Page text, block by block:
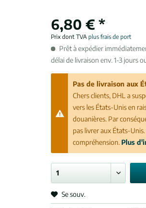
6,80 € *
Prix dont TVAplus frais de port
Prêt à expédier
délai de livraison env. 1-3 jours
Pas de livraison aux
Chers clients, DHL a
vers les États-Unis en
douanières. Par
pas livrer aux États-
compréhension. Plus
Se souv.